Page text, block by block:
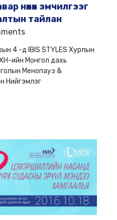
нөхөх эмчилгээг
тайлан
4 -д IBIS STYLES Хурлын
ийн Монгол дахь
Менопауз &
Нийгэмлэг